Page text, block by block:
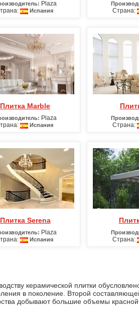
Plaza
Испания
Страна:
Плитка Marble
Plaza
Испания
Страна:
Плитка Serena
Plaza
Испания
Страна:
керамической плитки
в поколение. Второй
добывают большие объемы